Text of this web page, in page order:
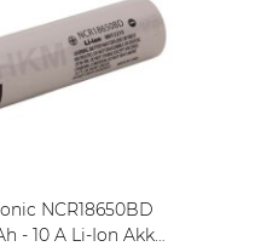
NCR18650BD
- 10 A Li-Ion Akku